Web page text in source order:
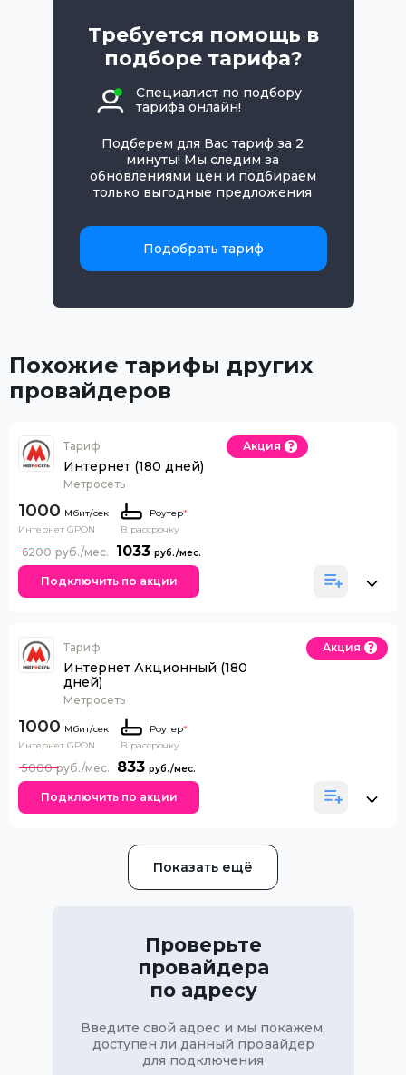
Требуется помощь в
подборе тарифа?
Специалист по подбору
тарифа онлайн!
Подберем для Вас тариф за 2
минуты! Мы следим за
обновлениями цен и подбираем
только выгодные предложения
Подобрать тариф
Похожие тарифы других
провайдеров
Тариф
Интернет (180 дней)
Метросеть
Акция
1000
Интернет GPON
Роутер*
В рассрочку
1033
6200
Подключить по акции
Тариф
Интернет Акционный (180
дней)
Метросеть
Акция
1000
Интернет GPON
Роутер*
В рассрочку
833
5000
Подключить по акции
Показать ещё
Проверьте
провайдера
по адресу
Введите свой адрес и мы покажем,
доступен ли данный провайдер
для подключения